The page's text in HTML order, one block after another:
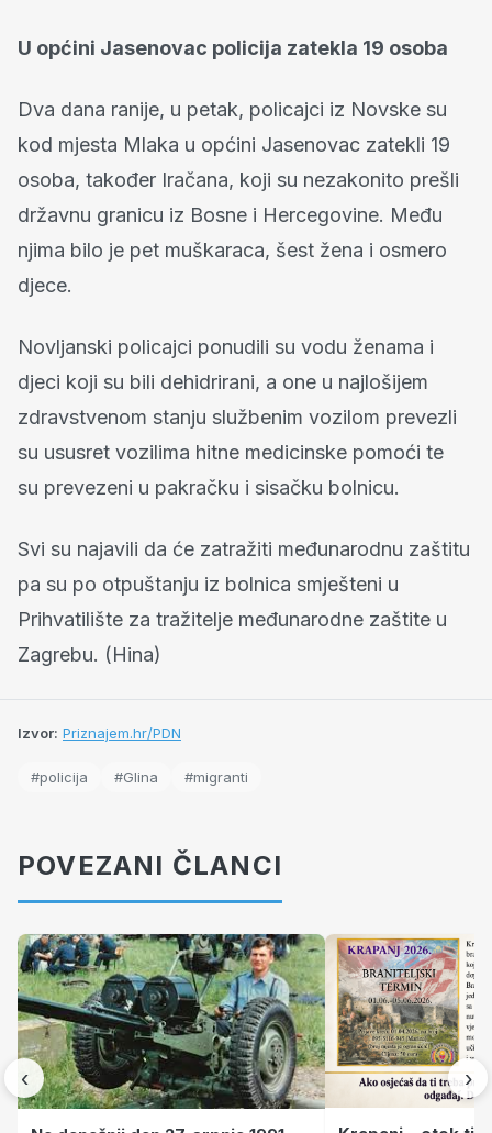
U općini Jasenovac policija zatekla 19 osoba
Dva dana ranije, u petak, policajci iz Novske su
kod mjesta Mlaka u općini Jasenovac zatekli 19
osoba, također Iračana, koji su nezakonito prešli
državnu granicu iz Bosne i Hercegovine. Među
njima bilo je pet muškaraca, šest žena i osmero
djece.
Novljanski policajci ponudili su vodu ženama i
djeci koji su bili dehidrirani, a one u najlošijem
zdravstvenom stanju službenim vozilom prevezli
su ususret vozilima hitne medicinske pomoći te
su prevezeni u pakračku i sisačku bolnicu.
Svi su najavili da će zatražiti međunarodnu zaštitu
pa su po otpuštanju iz bolnica smješteni u
Prihvatilište za tražitelje međunarodne zaštite u
Zagrebu. (Hina)
Izvor: Priznajem.hr/PDN
#policija #Glina #migranti
POVEZANI ČLANCI
‹ ›